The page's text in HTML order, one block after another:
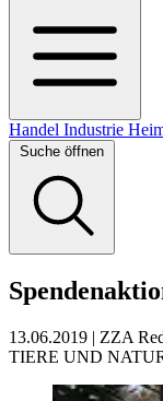
Handel Industrie
Suche öffnen
13.06.2019 | ZZA
TIERE UND